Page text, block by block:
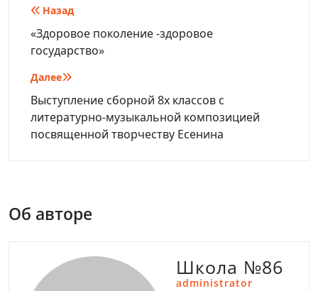
Навигация
по
записям
Назад
«Здоровое поколение -здоровое
государство»
Далее
Выступление сборной 8х классов с
литературно-музыкальной композицией
посвященной творчеству Есенина
Об авторе
Школа №86
administrator